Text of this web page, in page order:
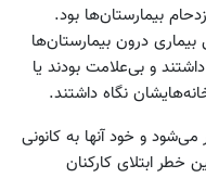
بیمارستان‌ها بود.
درون بیمارستان‌ها
و بی‌علامت بودند یا
نگاه داشتند.
و خود آنها به کانونی
خطر ابتلای کارکنان